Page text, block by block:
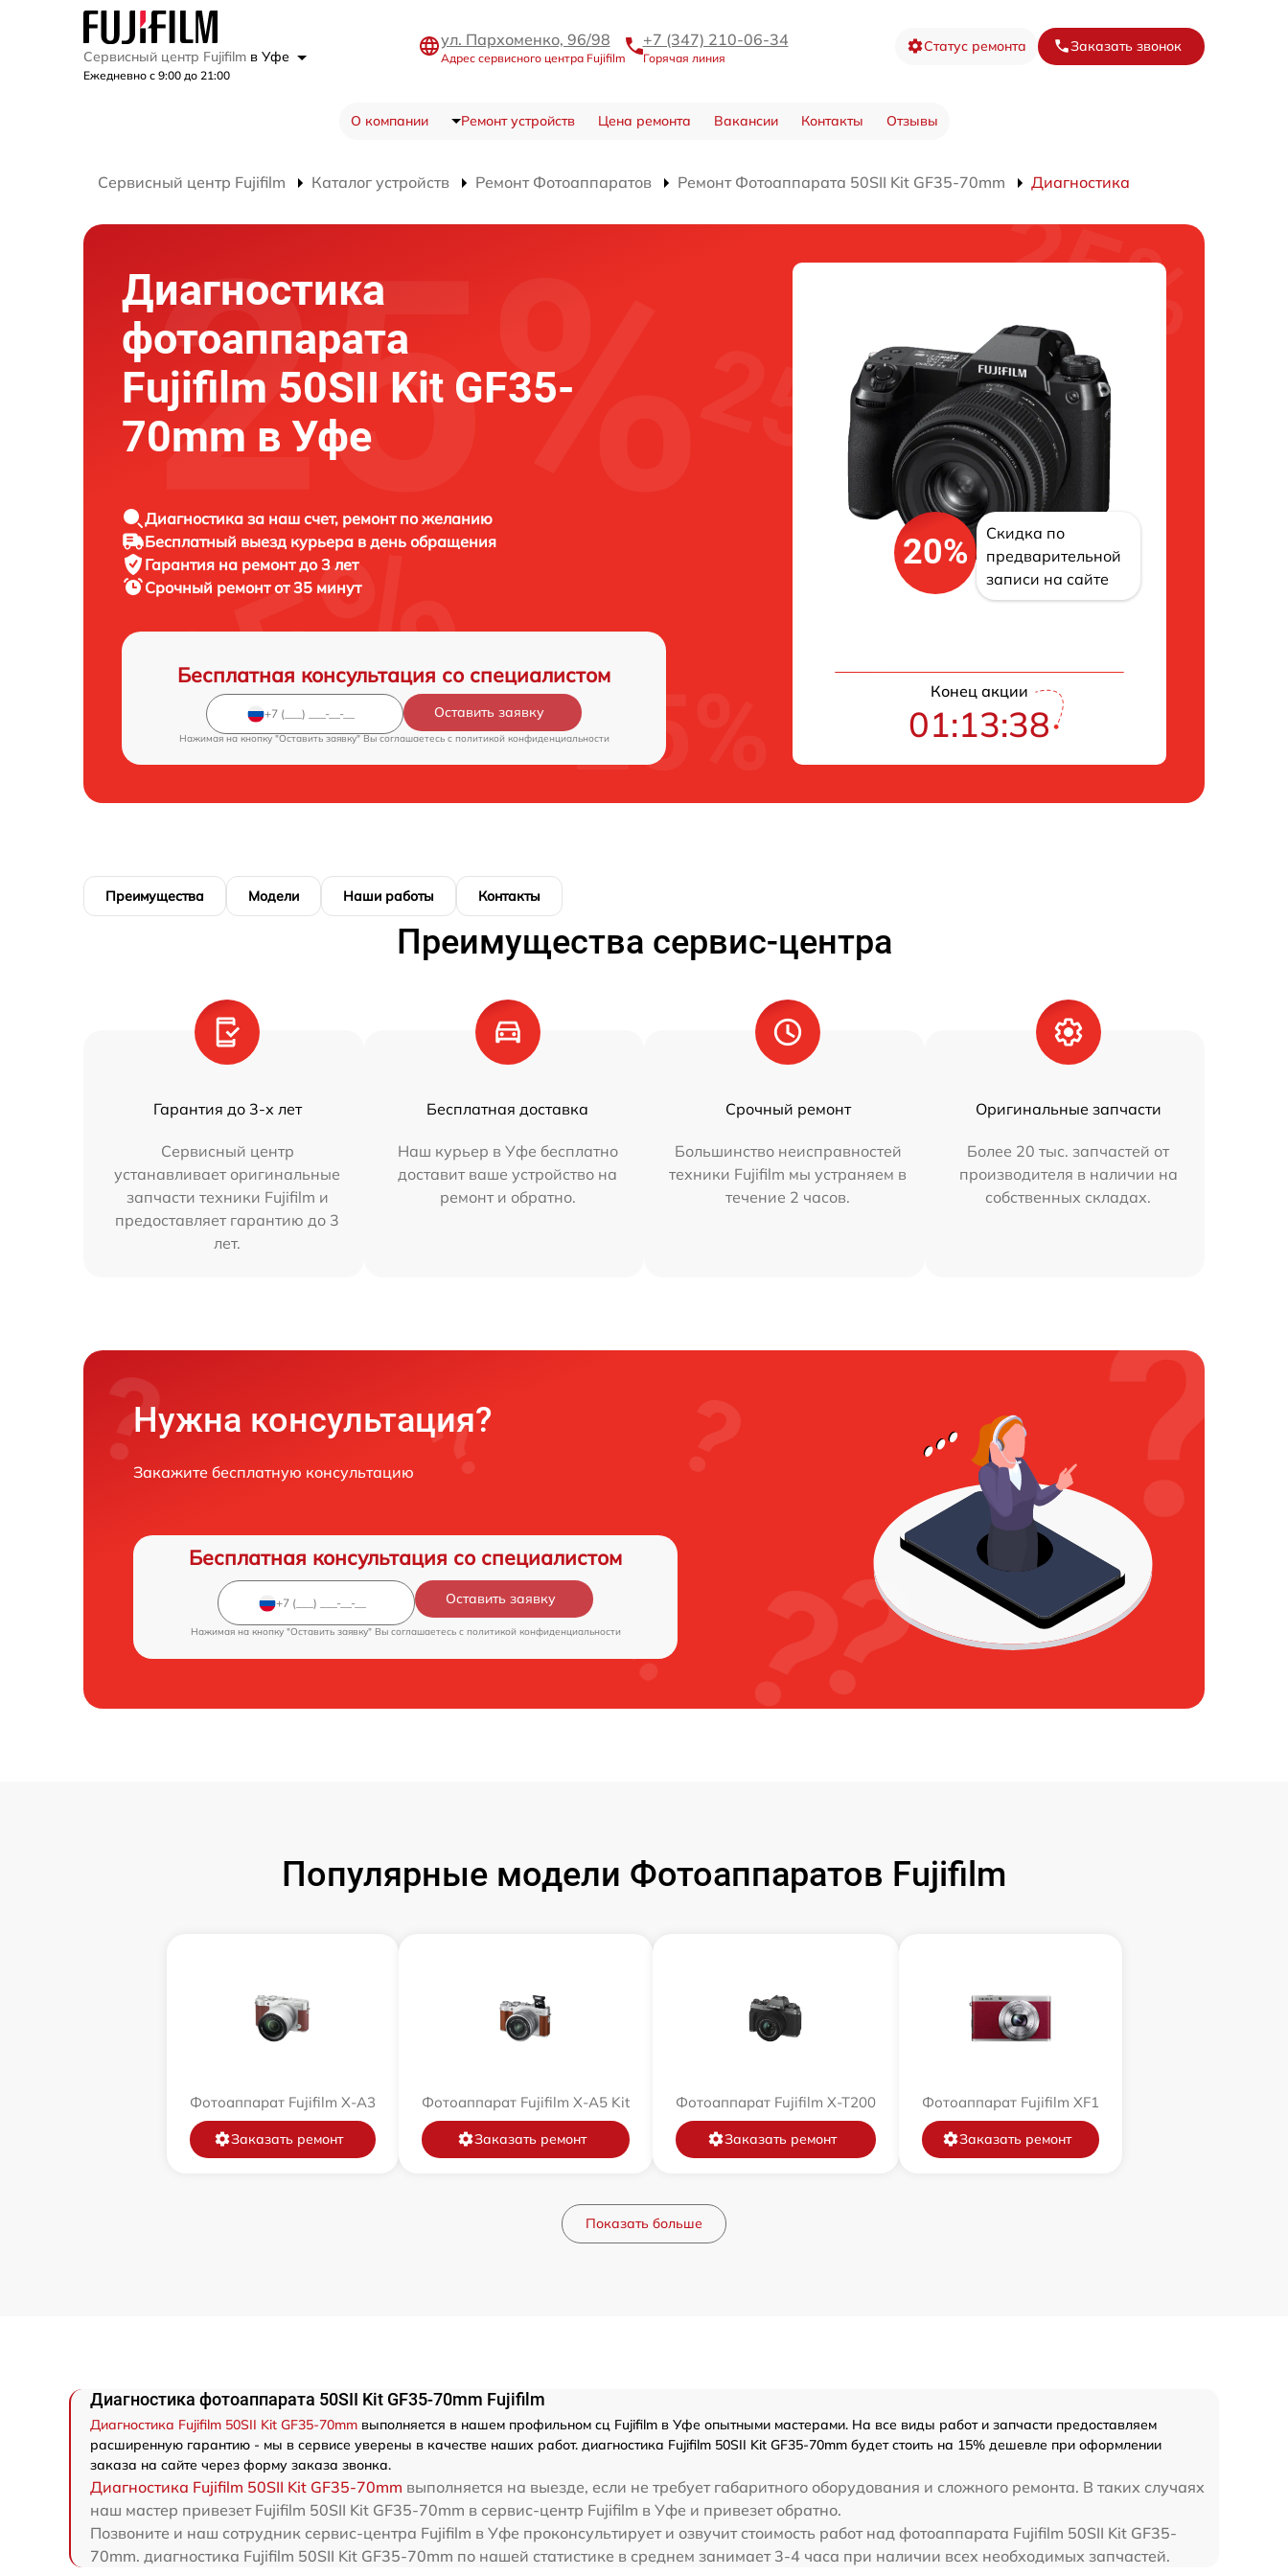
Сервисный центр Fujifilm в Уфе
Ежедневно с 9:00 до 21:00
ул. Пархоменко, 96/98
Адрес сервисного центра Fujifilm
+7 (347) 210-06-34
Горячая линия
Статус ремонта Заказать звонок
О компании Ремонт устройств Цена ремонта Вакансии Контакты Отзывы
Сервисный центр Fujifilm Каталог устройств Ремонт Фотоаппаратов Ремонт Фотоаппарата 50SII Kit GF35-70mm Диагностика
Диагностика
фотоаппарата
Fujifilm 50SII Kit GF35-
70mm в Уфе
Диагностика за наш счет, ремонт по желанию
Бесплатный выезд курьера в день обращения
Гарантия на ремонт до 3 лет
Срочный ремонт от 35 минут
Бесплатная консультация со специалистом
Оставить заявку
Нажимая на кнопку "Оставить заявку" Вы соглашаетесь c политикой конфиденциальности
20%
Скидка по
предварительной
записи на сайте
Конец акции
01:13:38
Преимущества Модели Наши работы Контакты
Преимущества сервис-центра
Гарантия до 3-х лет
Сервисный центр
устанавливает оригинальные
запчасти техники Fujifilm и
предоставляет гарантию до 3
лет.
Бесплатная доставка
Наш курьер в Уфе бесплатно
доставит ваше устройство на
ремонт и обратно.
Срочный ремонт
Большинство неисправностей
техники Fujifilm мы устраняем в
течение 2 часов.
Оригинальные запчасти
Более 20 тыс. запчастей от
производителя в наличии на
собственных складах.
Нужна консультация?
Закажите бесплатную консультацию
Бесплатная консультация со специалистом
Оставить заявку
Нажимая на кнопку "Оставить заявку" Вы соглашаетесь c политикой конфиденциальности
Популярные модели Фотоаппаратов Fujifilm
Фотоаппарат Fujifilm X-A3
Заказать ремонт
Фотоаппарат Fujifilm X-A5 Kit
Заказать ремонт
Фотоаппарат Fujifilm X-T200
Заказать ремонт
Фотоаппарат Fujifilm XF1
Заказать ремонт
Показать больше
Диагностика фотоаппарата 50SII Kit GF35-70mm Fujifilm
Диагностика Fujifilm 50SII Kit GF35-70mm выполняется в нашем профильном сц Fujifilm в Уфе опытными мастерами. На все виды работ и запчасти предоставляем
расширенную гарантию - мы в сервисе уверены в качестве наших работ. диагностика Fujifilm 50SII Kit GF35-70mm будет стоить на 15% дешевле при оформлении
заказа на сайте через форму заказа звонка.
Диагностика Fujifilm 50SII Kit GF35-70mm выполняется на выезде, если не требует габаритного оборудования и сложного ремонта. В таких случаях
наш мастер привезет Fujifilm 50SII Kit GF35-70mm в сервис-центр Fujifilm в Уфе и привезет обратно.
Позвоните и наш сотрудник сервис-центра Fujifilm в Уфе проконсультирует и озвучит стоимость работ над фотоаппарата Fujifilm 50SII Kit GF35-
70mm. диагностика Fujifilm 50SII Kit GF35-70mm по нашей статистике в среднем занимает 3-4 часа при наличии всех необходимых запчастей.